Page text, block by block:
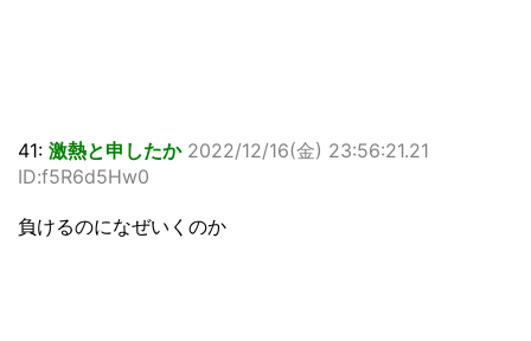
41: 激熱と申したか 2022/12/16(金) 23:56:21.21
ID:f5R6d5Hw0
負けるのになぜいくのか